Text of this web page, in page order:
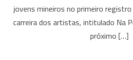
jovens mineiros no primeiro
carreira dos artistas, intitulado Na
próximo […]